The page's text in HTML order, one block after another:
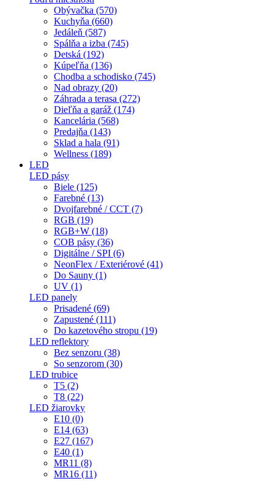
Obývačka (570)
Kuchyňa (660)
Jedáleň (587)
Spálňa a izba (745)
Detská (192)
Kúpeľňa (136)
Chodba a schodisko (745)
Nad obrazy (20)
Záhrada a terasa (272)
Dieľňa a garáž (174)
Kancelária (568)
Predajňa (143)
Sklad a hala (91)
Wellness (189)
LED
LED pásy
Biele (125)
Farebné (13)
Dvojfarebné / CCT (7)
RGB (19)
RGB+W (18)
COB pásy (36)
Digitálne / SPI (6)
NeonFlex / Exteriérové (41)
Do Sauny (1)
UV (1)
LED panely
Prisadené (69)
Zapustené (111)
Do kazetového stropu (19)
LED reflektory
Bez senzoru (38)
So senzorom (30)
LED trubice
T5 (2)
T8 (22)
LED žiarovky
E10 (0)
E14 (63)
E27 (167)
E40 (1)
MR11 (8)
MR16 (11)